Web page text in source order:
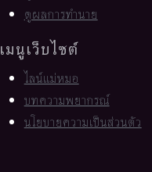
ดูผลการทำนาย
เมนูเว็บไซต์
ไลน์แม่หมอ
บทความพยากรณ์
นโยบายความเป็นส่วนตัว